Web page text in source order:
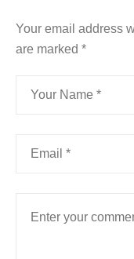
Your email address
are marked *